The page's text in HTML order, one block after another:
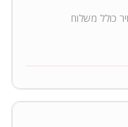
כולל משלוח